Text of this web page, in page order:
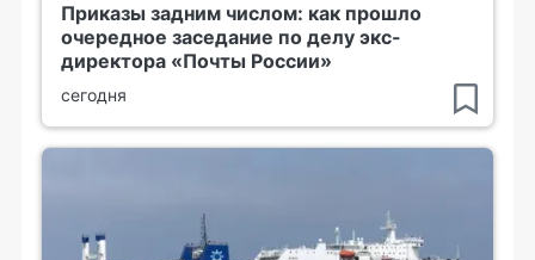
Приказы задним числом: как прошло
очередное заседание по делу экс-
директора «Почты России»
сегодня